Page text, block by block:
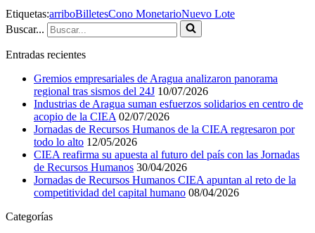
Etiquetas:arriboBilletesCono MonetarioNuevo Lote
Buscar...
Entradas recientes
Gremios empresariales de Aragua analizaron panorama
regional tras sismos del 24J 10/07/2026
Industrias de Aragua suman esfuerzos solidarios en centro de
acopio de la CIEA 02/07/2026
Jornadas de Recursos Humanos de la CIEA regresaron por
todo lo alto 12/05/2026
CIEA reafirma su apuesta al futuro del país con las Jornadas
de Recursos Humanos 30/04/2026
Jornadas de Recursos Humanos CIEA apuntan al reto de la
competitividad del capital humano 08/04/2026
Categorías